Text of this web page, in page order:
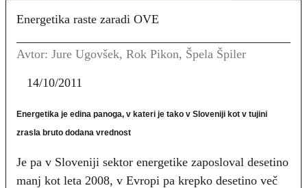
Energetika raste zaradi OVE
Avtor: Jure Ugovšek, Rok Pikon, Špela Špiler
14/10/2011
Energetika je edina panoga, v kateri je tako v Sloveniji kot v tujini
zrasla bruto dodana vrednost
Je pa v Sloveniji sektor energetike zaposloval desetino
manj kot leta 2008, v Evropi pa krepko desetino več